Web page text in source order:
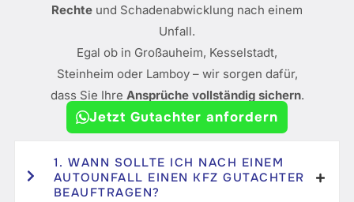
Rechte und Schadenabwicklung nach einem
Unfall.
Egal ob in Großauheim, Kesselstadt,
Steinheim oder Lamboy – wir sorgen dafür,
dass Sie Ihre Ansprüche vollständig sichern.
Jetzt Gutachter anfordern
1. WANN SOLLTE ICH NACH EINEM
AUTOUNFALL EINEN KFZ GUTACHTER
BEAUFTRAGEN?